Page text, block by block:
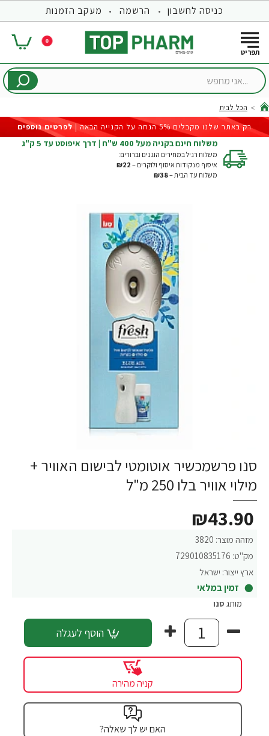
כניסה לחשבון הרשמה מעקב הזמנות
0
...אני
home
הכל לבית
רק באתר שלנו מקבלים 5% הנחה על הקנייה הבאה |
לפרטים נוספים
משלוח חינם בקניה מעל 400 ש"ח | דרך איפוסט עד 5 ק"ג
משלוח רגיל במחירים הוגנים וברורים:
איסוף מנקודות איסוף ולוקרים – ₪22
משלוח עד הבית –₪38
סנו פרשמכשיר אוטומטי לבישום האוויר +
מילוי אוויר בלו 250 מ"ל
מזהה מוצר: 3820
מק"ט: 729010835176
ארץ ייצור: ישראל
זמין במלאי
₪43.90
מותג סנו
הוסף לעגלה
קניה מהירה
האם יש לך שאלה?